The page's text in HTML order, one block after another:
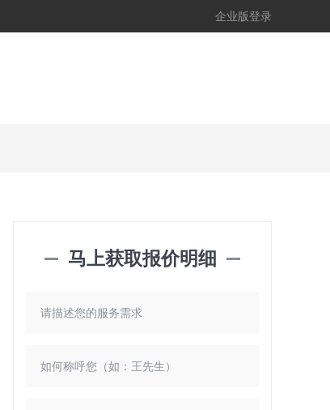
企业版登录
马上获取报价明细